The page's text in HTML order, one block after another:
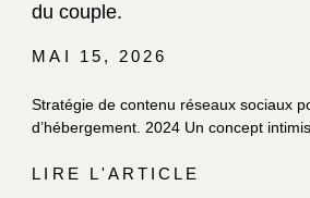
du couple.
MAI 15, 2026
Stratégie de contenu réseaux sociaux
d’hébergement. 2024 Un concept
LIRE L'ARTICLE